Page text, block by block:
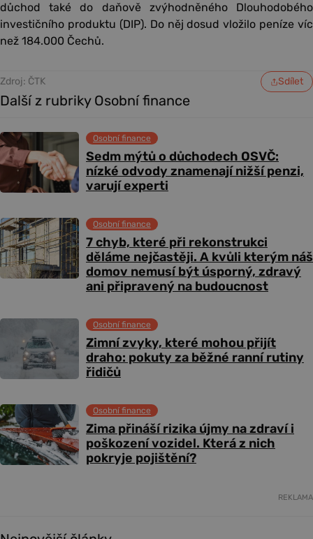
důchod také do daňově zvýhodněného Dlouhodobého
investičního produktu (DIP). Do něj dosud vložilo peníze víc
než 184.000 Čechů.
Zdroj: ČTK Sdílet
Další z rubriky Osobní finance
Sedm mýtů o důchodech OSVČ:
nízké odvody znamenají nižší penzi,
varují experti
Osobní finance
7 chyb, které při rekonstrukci
děláme nejčastěji. A kvůli kterým náš
domov nemusí být úsporný, zdravý
ani připravený na budoucnost
Osobní finance
Zimní zvyky, které mohou přijít
draho: pokuty za běžné ranní rutiny
řidičů
Osobní finance
Zima přináší rizika újmy na zdraví i
poškození vozidel. Která z nich
pokryje pojištění?
Osobní finance
REKLAMA